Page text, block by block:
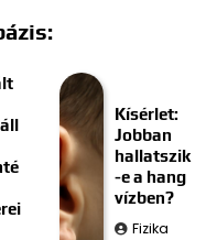
Kísérlet:
Jobban
hallatszik
-e a hang
vízben?
Fizika